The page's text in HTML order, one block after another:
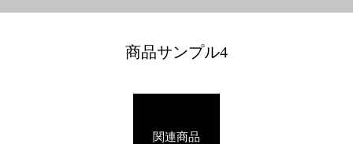
商品サンプル4
関連商品